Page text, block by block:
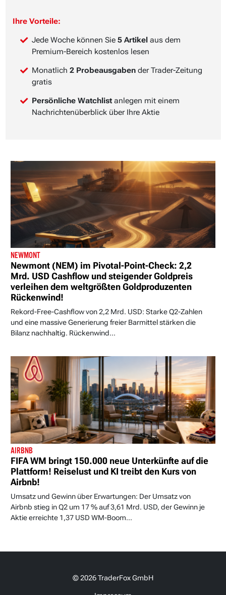
Ihre Vorteile:
Jede Woche können Sie 5 Artikel aus dem
Premium-Bereich kostenlos lesen
Monatlich 2 Probeausgaben der Trader-Zeitung
gratis
Persönliche Watchlist anlegen mit einem
Nachrichtenüberblick über Ihre Aktie
NEWMONT
Newmont (NEM) im Pivotal-Point-Check: 2,2
Mrd. USD Cashflow und steigender Goldpreis
verleihen dem weltgrößten Goldproduzenten
Rückenwind!
Rekord-Free-Cashflow von 2,2 Mrd. USD: Starke Q2-Zahlen
und eine massive Generierung freier Barmittel stärken die
Bilanz nachhaltig. Rückenwind...
AIRBNB
FIFA WM bringt 150.000 neue Unterkünfte auf die
Plattform! Reiselust und KI treibt den Kurs von
Airbnb!
Umsatz und Gewinn über Erwartungen: Der Umsatz von
Airbnb stieg in Q2 um 17 % auf 3,61 Mrd. USD, der Gewinn je
Aktie erreichte 1,37 USD WM-Boom...
© 2026 TraderFox GmbH